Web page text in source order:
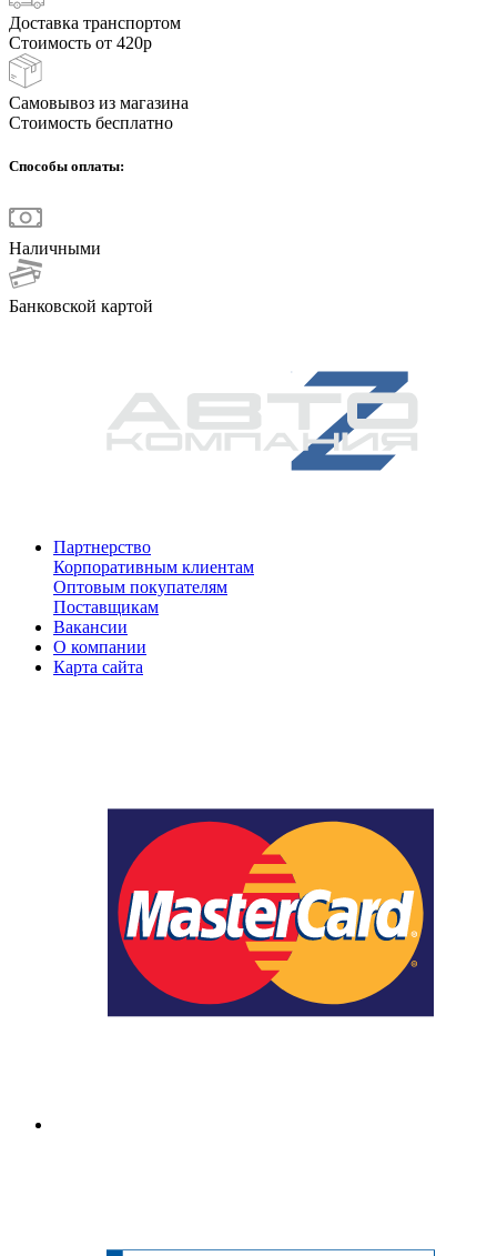
Доставка транспортом
Стоимость от 420р
Самовывоз из магазина
Стоимость бесплатно
Способы оплаты:
Наличными
Банковской картой
Партнерство
Корпоративным клиентам
Оптовым покупателям
Поставщикам
Вакансии
О компании
Карта сайта